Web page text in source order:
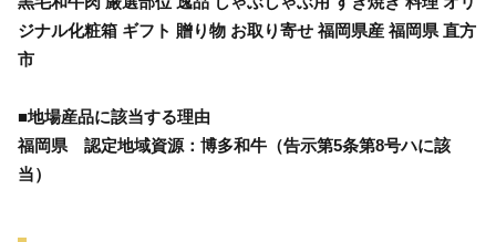
ジナル化粧箱 ギフト 贈り物 お取り寄せ 福岡県産 福岡県 直方
市
■地場産品に該当する理由
福岡県 認定地域資源：博多和牛（告示第5条第8号ハに該
当）